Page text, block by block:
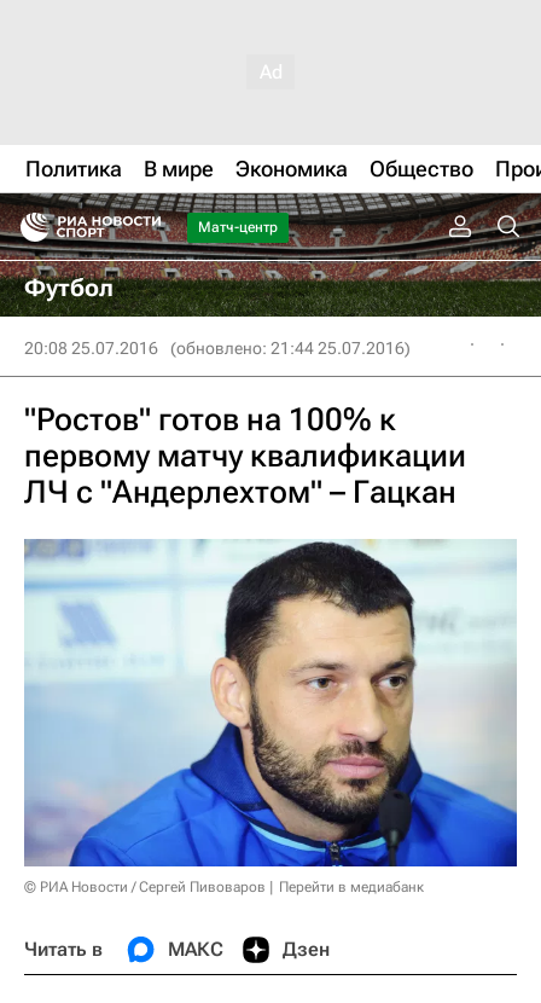
Политика В мире Экономика Общество
Матч-центр
Футбол
20:08 25.07.2016 (обновлено: 21:44 25.07.2016)
"Ростов" готов на 100% к
первому матчу квалификации
ЛЧ с "Андерлехтом" – Гацкан
© РИА Новости / Сергей Пивоваров Перейти в медиабанк
Читать в МАКС Дзен